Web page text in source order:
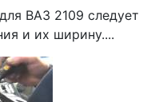
ВАЗ 2109 следует
и их ширину....